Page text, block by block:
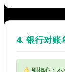
4. 银行对账
别担心： 不